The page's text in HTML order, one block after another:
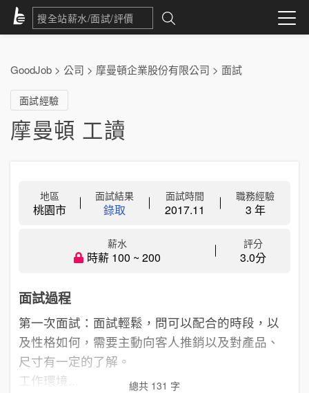
GoodJob > 公司 > 摩曼頓企業股份有限公司 > 面試
面試經驗
摩曼頓 工讀
地區
桃園市
面試結果
錄取
面試時間
2017.11
職務經驗
3 年
薪水
時薪 100 ~ 200
評分
3.0分
面試過程
第一次面試：面試輕鬆，問可以配合的時段，以
及性格如何，需要主動向客人推銷以及對產品、
尺寸有一定的了解。
工作環境...
總共 131 字